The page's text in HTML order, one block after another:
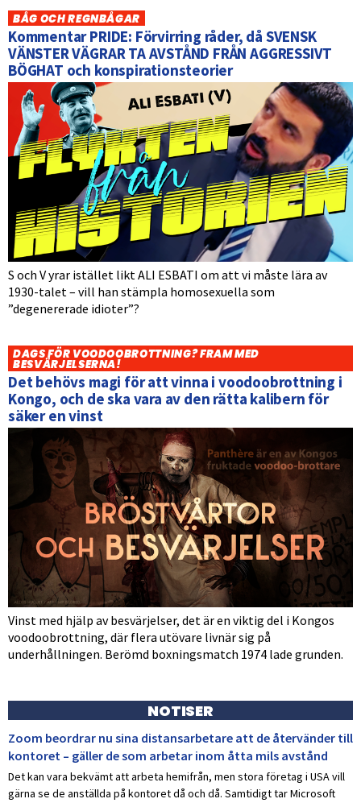
BÅG OCH REGNBÅGAR
Kommentar PRIDE: Förvirring råder, då SVENSK
VÄNSTER VÄGRAR TA AVSTÅND FRÅN AGGRESSIVT
BÖGHAT och konspirationsteorier
S och V yrar istället likt ALI ESBATI om att vi måste lära av
1930-talet – vill han stämpla homosexuella som
”degenererade idioter”?
DAGS FÖR VOODOOBROTTNING? FRAM MED
BESVÄRJELSERNA!
Det behövs magi för att vinna i voodoobrottning i
Kongo, och de ska vara av den rätta kalibern för
säker en vinst
Vinst med hjälp av besvärjelser, det är en viktig del i Kongos
voodoobrottning, där flera utövare livnär sig på
underhållningen. Berömd boxningsmatch 1974 lade grunden.
NOTISER
Zoom beordrar nu sina distansarbetare att de återvänder till
kontoret – gäller de som arbetar inom åtta mils avstånd
Det kan vara bekvämt att arbeta hemifrån, men stora företag i USA vill
gärna se de anställda på kontoret då och då. Samtidigt tar Microsoft